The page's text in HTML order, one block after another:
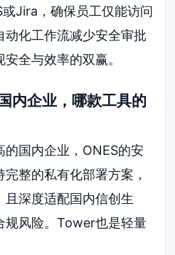
Jira，确保员工仅能访问
动化工作流减少安全审批
全与效率的双赢。
内企业，哪款工具的
国内企业，ONES的安
整的私有化部署方案，
深度适配国内信创生
规风险。Tower也是轻量